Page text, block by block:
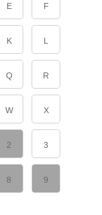
E F
K L
Q R
W X
2 3
8 9